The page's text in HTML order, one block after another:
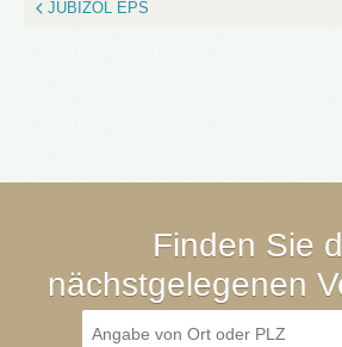
JUBIZOL EPS
Finden Sie
nächstgelegenen